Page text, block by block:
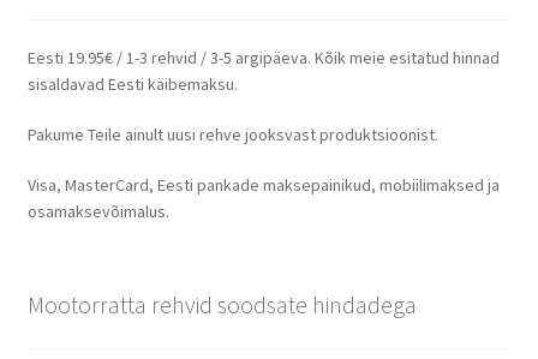
Eesti 19.95€ / 1-3 rehvid / 3-5 argipäeva. Kõik meie esitatud hinnad
sisaldavad Eesti käibemaksu.
Pakume Teile ainult uusi rehve jooksvast produktsioonist.
Visa, MasterCard, Eesti pankade maksepainikud, mobiilimaksed ja
osamaksevõimalus.
Mootorratta rehvid soodsate hindadega